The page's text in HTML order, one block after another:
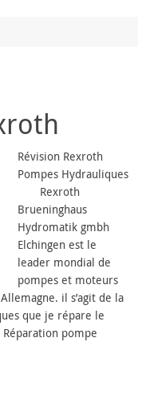
Révision Rexroth
Pompes Hydrauliques
Rexroth
Brueninghaus
Hydromatik gmbh
Elchingen est le
leader mondial de
pompes et moteurs
il s’agit de la
que je répare le
pompe